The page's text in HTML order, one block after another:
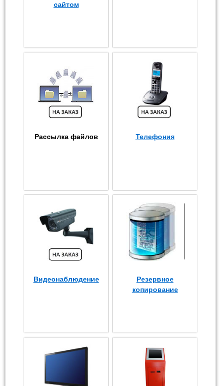
сайтом
Рассылка файлов Телефония
Видеонаблюдение
Резервное
копирование